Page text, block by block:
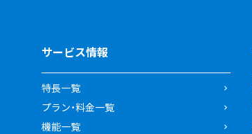
サービス情報
特長一覧
プラン・料金一覧
機能一覧